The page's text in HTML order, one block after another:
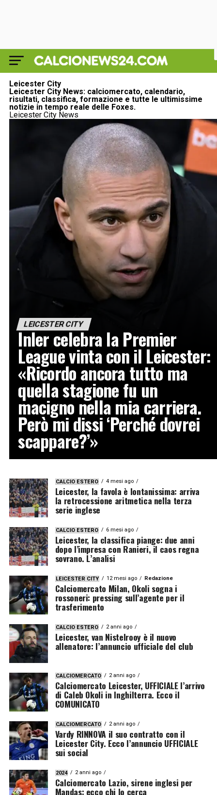
Leicester City
Leicester City News: calciomercato, calendario,
risultati, classifica, formazione e tutte le ultimissime
notizie in tempo reale delle Foxes.
Leicester City News
LEICESTER CITY
Inler celebra la Premier
League vinta con il Leicester:
«Ricordo ancora tutto ma
quella stagione fu un
macigno nella mia carriera.
Però mi dissi ‘Perché dovrei
scappare?’»
CALCIO ESTERO 4 mesi ago
Leicester, la favola è lontanissima: arriva
la retrocessione aritmetica nella terza
serie inglese
CALCIO ESTERO 6 mesi ago
Leicester, la classifica piange: due anni
dopo l’impresa con Ranieri, il caos regna
sovrano. L’analisi
LEICESTER CITY 12 mesi ago Redazione
Calciomercato Milan, Okoli sogna i
rossoneri: pressing sull’agente per il
trasferimento
CALCIO ESTERO 2 anni ago
Leicester, van Nistelrooy è il nuovo
allenatore: l’annuncio ufficiale del club
CALCIOMERCATO 2 anni ago
Calciomercato Leicester, UFFICIALE l’arrivo
di Caleb Okoli in Inghilterra. Ecco il
COMUNICATO
CALCIOMERCATO 2 anni ago
Vardy RINNOVA il suo contratto con il
Leicester City. Ecco l’annuncio UFFICIALE
sui social
2024 2 anni ago
Calciomercato Lazio, sirene inglesi per
Mandas: ecco chi lo cerca